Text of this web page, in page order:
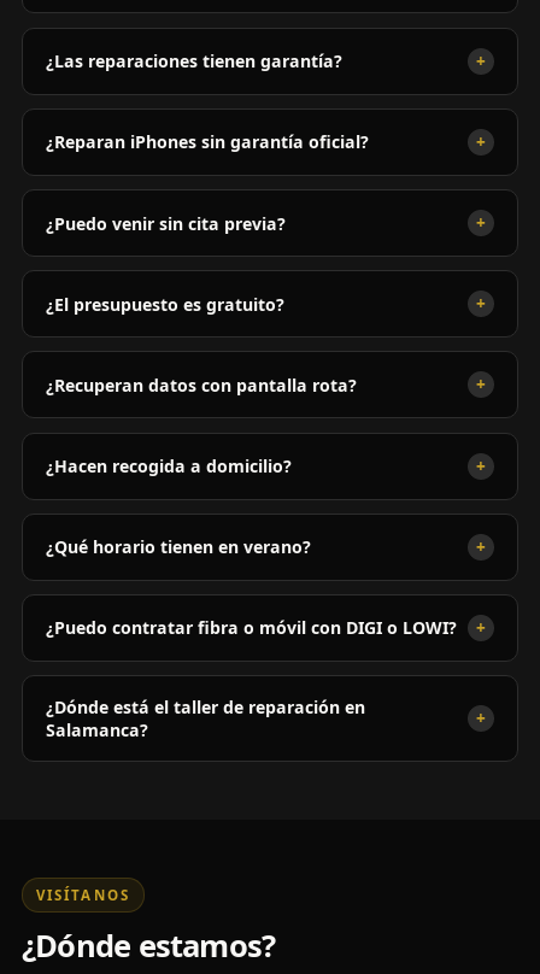
¿Las reparaciones tienen garantía? +
¿Reparan iPhones sin garantía oficial? +
¿Puedo venir sin cita previa? +
¿El presupuesto es gratuito? +
¿Recuperan datos con pantalla rota? +
¿Hacen recogida a domicilio? +
¿Qué horario tienen en verano? +
¿Puedo contratar fibra o móvil con DIGI o LOWI? +
¿Dónde está el taller de reparación en
Salamanca?
+
VISÍTANOS
¿Dónde estamos?